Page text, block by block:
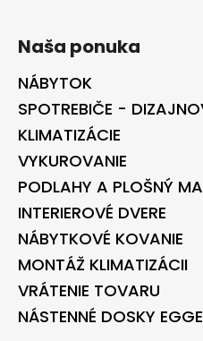
Naša ponuka
NÁBYTOK
SPOTREBIČE -
KLIMATIZÁCIE
VYKUROVANIE
PODLAHY A PLOŠNÝ
INTERIEROVÉ DVERE
NÁBYTKOVÉ KOVANIE
MONTÁŽ KLIMATIZÁCII
VRÁTENIE TOVARU
NÁSTENNÉ DOSKY